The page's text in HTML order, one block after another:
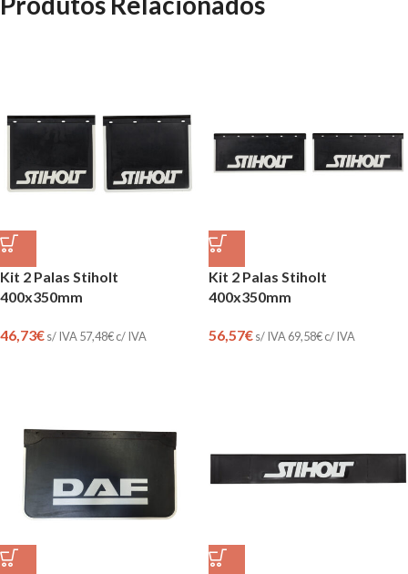
Kit 2 Palas Stiholt
400x350mm
46,73€s/ IVA 57,48€c/ IVA
Kit 2 Palas Stiholt
400x350mm
56,57€s/ IVA 69,58€c/ IVA